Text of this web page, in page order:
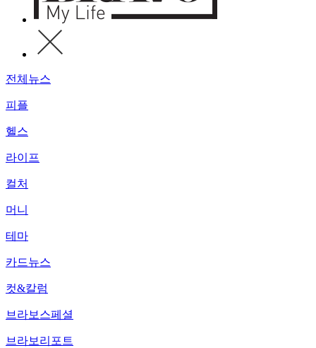
전체뉴스
피플
헬스
라이프
컬처
머니
테마
카드뉴스
컷&칼럼
브라보스페셜
브라보리포트